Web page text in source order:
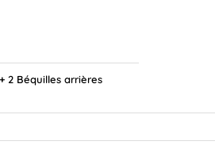
2 Béquilles arrières